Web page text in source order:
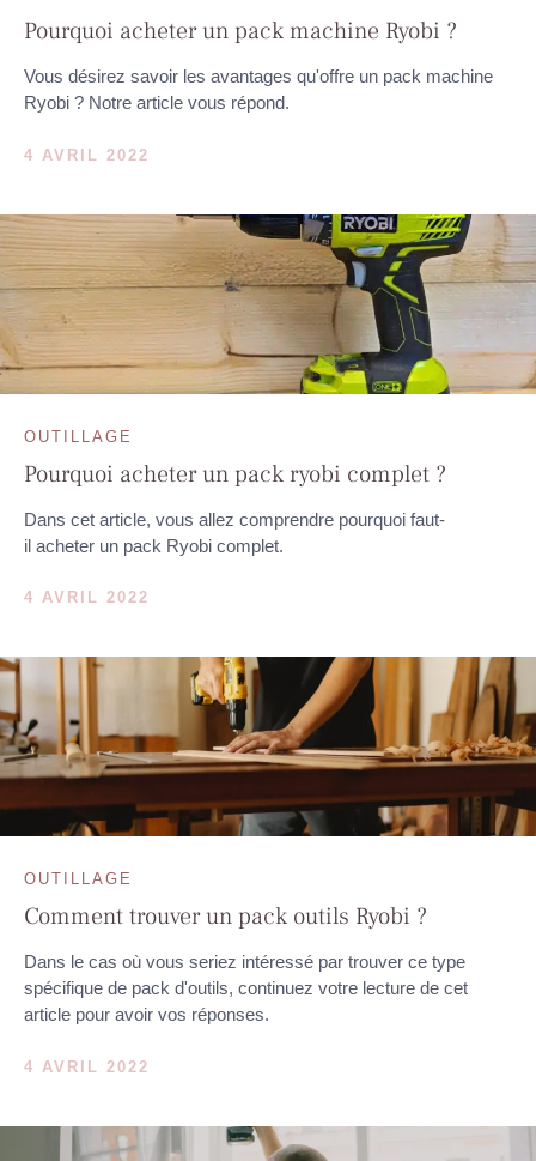
Pourquoi acheter un pack machine Ryobi ?
Vous désirez savoir les avantages qu'offre un pack machine
Ryobi ? Notre article vous répond.
4 AVRIL 2022
OUTILLAGE
Pourquoi acheter un pack ryobi complet ?
Dans cet article, vous allez comprendre pourquoi faut-
il acheter un pack Ryobi complet.
4 AVRIL 2022
OUTILLAGE
Comment trouver un pack outils Ryobi ?
Dans le cas où vous seriez intéressé par trouver ce type
spécifique de pack d'outils, continuez votre lecture de cet
article pour avoir vos réponses.
4 AVRIL 2022